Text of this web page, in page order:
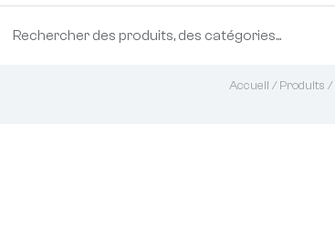
Accueil /Produits /